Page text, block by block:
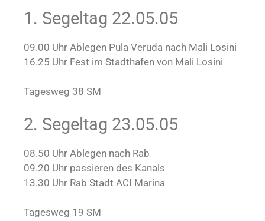
1. Segeltag 22.05.05
09.00 Uhr Ablegen Pula Veruda nach Mali Losini
16.25 Uhr Fest im Stadthafen von Mali Losini
Tagesweg 38 SM
2. Segeltag 23.05.05
08.50 Uhr Ablegen nach Rab
09.20 Uhr passieren des Kanals
13.30 Uhr Rab Stadt ACI Marina
Tagesweg 19 SM